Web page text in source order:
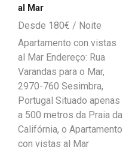
al Mar
180€
Apartamento con vistas
al Mar Endereço: Rua
Varandas para o Mar,
2970-760 Sesimbra,
Portugal Situado apenas
a 500 metros da Praia da
Califórnia, o Apartamento
con vistas al Mar